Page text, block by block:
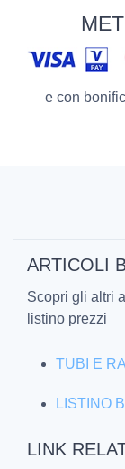
e con
ARTICOLI
Scopri gli altri
listino prezzi
TUBI E
LISTINO
LINK